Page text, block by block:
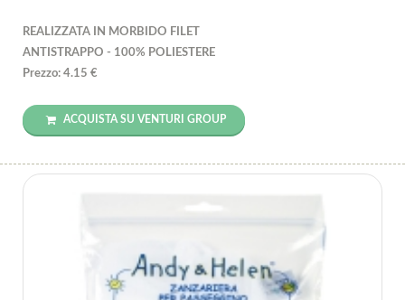
REALIZZATA IN MORBIDO FILET
ANTISTRAPPO - 100% POLIESTERE
Prezzo: 4.15 €
ACQUISTA SU VENTURI GROUP